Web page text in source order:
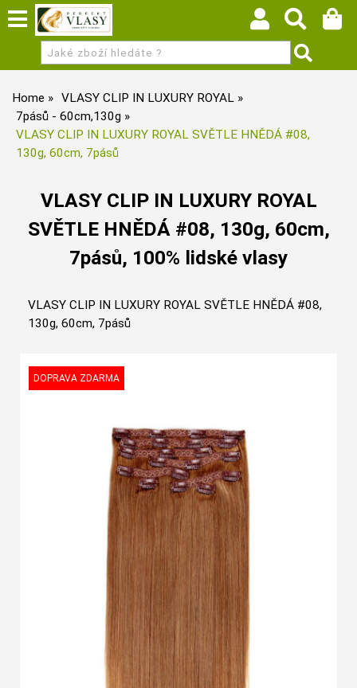
Home
VLASY CLIP IN LUXURY ROYAL
7pásů - 60cm,130g
VLASY CLIP IN LUXURY ROYAL SVĚTLE HNĚDÁ #08,
130g, 60cm, 7pásů
VLASY CLIP IN LUXURY ROYAL
SVĚTLE HNĚDÁ #08, 130g, 60cm,
7pásů, 100% lidské vlasy
VLASY CLIP IN LUXURY ROYAL SVĚTLE HNĚDÁ #08,
130g, 60cm, 7pásů